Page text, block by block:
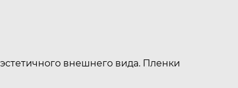
внешнего вида. Пленки